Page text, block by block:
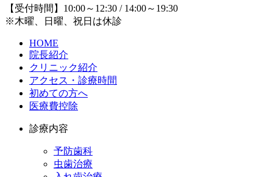
【受付時間】10:00～12:30 / 14:00～19:30
※木曜、日曜、祝日は休診
HOME
院長紹介
クリニック紹介
アクセス・診療時間
初めての方へ
医療費控除
診療内容
予防歯科
虫歯治療